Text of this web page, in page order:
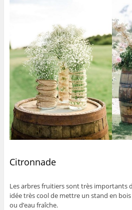
Citronnade
Les arbres fruitiers sont très importants
idée très cool de mettre un stand en
ou d’eau fraîche.